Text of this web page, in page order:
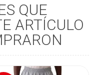
QUE
ARTÍCULO